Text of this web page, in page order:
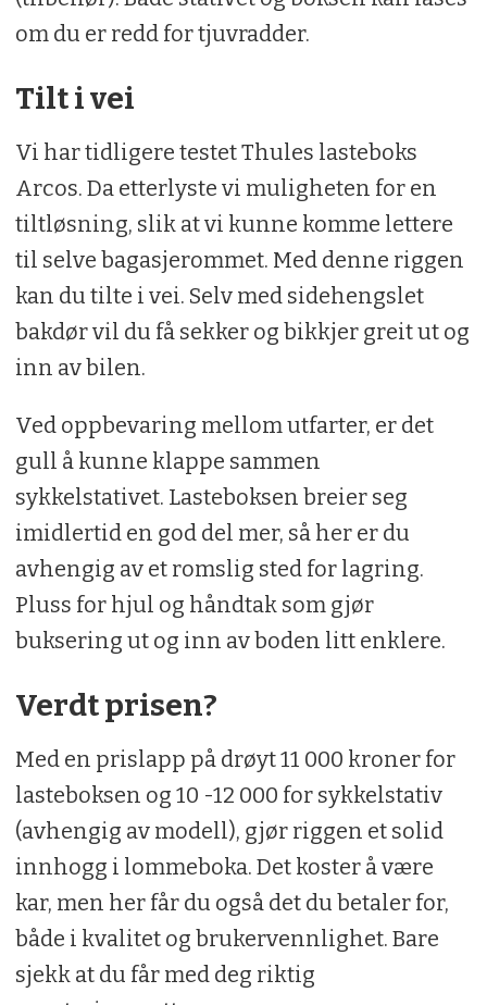
om du er redd for tjuvradder.
Tilt i vei
Vi har tidligere testet Thules lasteboks
Arcos. Da etterlyste vi muligheten for en
tiltløsning, slik at vi kunne komme lettere
til selve bagasjerommet. Med denne riggen
kan du tilte i vei. Selv med sidehengslet
bakdør vil du få sekker og bikkjer greit ut og
inn av bilen.
Ved oppbevaring mellom utfarter, er det
gull å kunne klappe sammen
sykkelstativet. Lasteboksen breier seg
imidlertid en god del mer, så her er du
avhengig av et romslig sted for lagring.
Pluss for hjul og håndtak som gjør
buksering ut og inn av boden litt enklere.
Verdt prisen?
Med en prislapp på drøyt 11 000 kroner for
lasteboksen og 10 -12 000 for sykkelstativ
(avhengig av modell), gjør riggen et solid
innhogg i lommeboka. Det koster å være
kar, men her får du også det du betaler for,
både i kvalitet og brukervennlighet. Bare
sjekk at du får med deg riktig